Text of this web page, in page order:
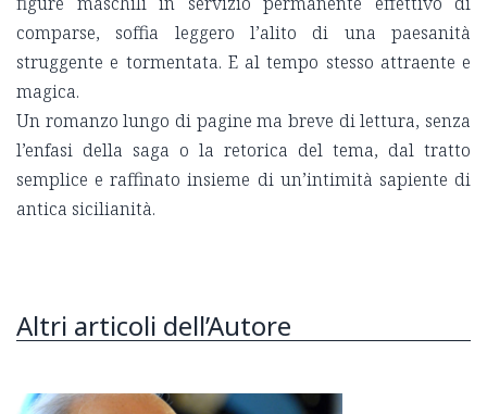
comparse, soffia leggero l’alito di una paesanità
struggente e tormentata. E al tempo stesso attraente e
magica.
Un romanzo lungo di pagine ma breve di lettura, senza
l’enfasi della saga o la retorica del tema, dal tratto
semplice e raffinato insieme di un’intimità sapiente di
antica sicilianità.
Altri articoli dell’Autore